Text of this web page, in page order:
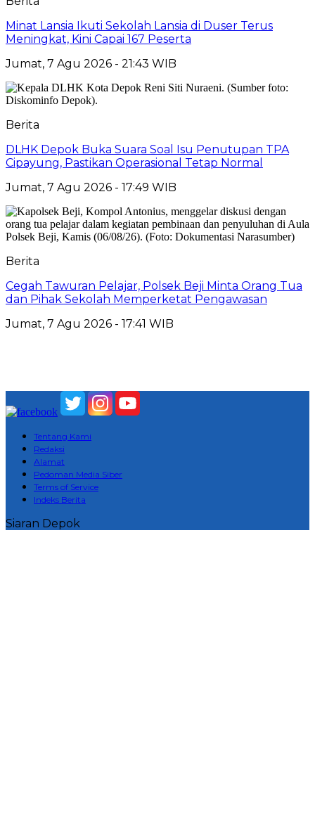
Minat Lansia Ikuti Sekolah Lansia di Duser Terus
Meningkat, Kini Capai 167 Peserta
Jumat, 7 Agu 2026 - 21:43 WIB
Berita
DLHK Depok Buka Suara Soal Isu Penutupan TPA
Cipayung, Pastikan Operasional Tetap Normal
Jumat, 7 Agu 2026 - 17:49 WIB
Berita
Cegah Tawuran Pelajar, Polsek Beji Minta Orang Tua
dan Pihak Sekolah Memperketat Pengawasan
Jumat, 7 Agu 2026 - 17:41 WIB
Tentang Kami
Redaksi
Alamat
Pedoman Media Siber
Terms of Service
Indeks Berita
Siaran Depok